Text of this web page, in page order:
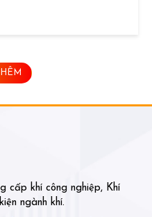
cấp khí công nghiệp, Khí
ngành khí.